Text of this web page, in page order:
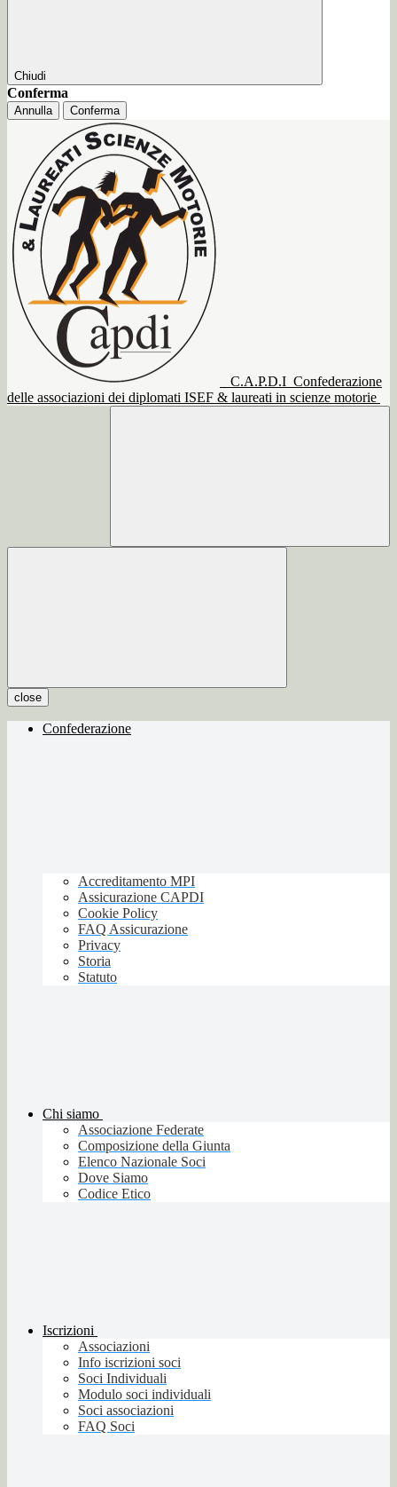
Chiudi
Conferma
Annulla Conferma
C.A.P.D.I Confederazione
delle associazioni dei diplomati ISEF & laureati in scienze motorie
close
Confederazione
Accreditamento MPI
Assicurazione CAPDI
Cookie Policy
FAQ Assicurazione
Privacy
Storia
Statuto
Chi siamo
Associazione Federate
Composizione della Giunta
Elenco Nazionale Soci
Dove Siamo
Codice Etico
Iscrizioni
Associazioni
Info iscrizioni soci
Soci Individuali
Modulo soci individuali
Soci associazioni
FAQ Soci